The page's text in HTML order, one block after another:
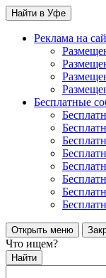
Найти в Уфе
Реклама на
Бесплатные
Открыть меню
Что ищем?
Найти